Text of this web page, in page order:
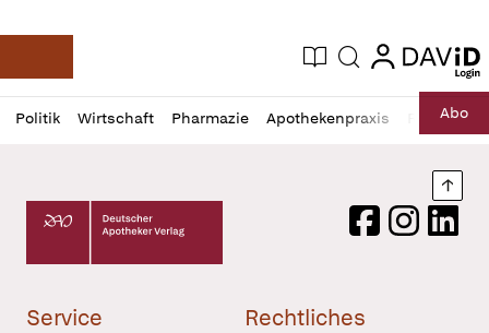
Deutsche Apotheker Zeitung
Aktuelle Ausgabe
Suche login
login
Politik Wirtschaft Pharmazie Apothekenpraxis RechtAbo
Profil
öffnen
Daz
Pur
Deutscher Apotheker Verlag Logo
FacebookInstagram
Service Rechtliches